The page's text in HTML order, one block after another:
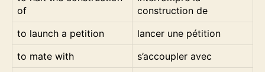
of
construction de
to launch a petition
lancer une pétition
to mate with
s’accoupler avec